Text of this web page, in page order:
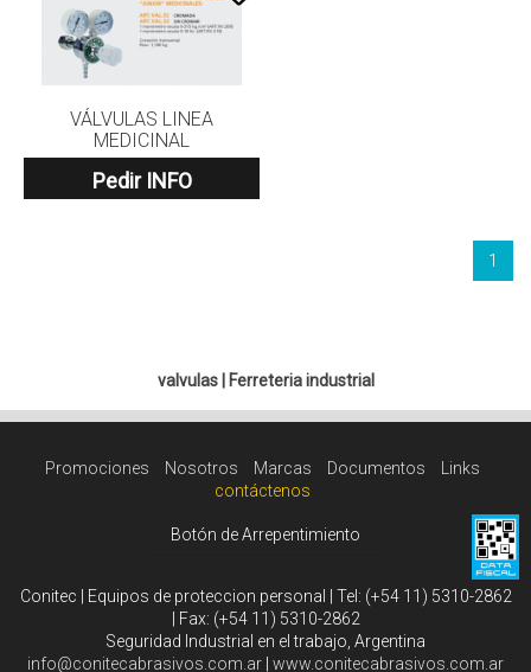
VÁLVULAS LINEA
MEDICINAL
Pedir INFO
1
valvulas| Ferreteria industrial
Promociones Nosotros Marcas Documentos
Links
contáctenos
Botón de Arrepentimiento
Conitec | Equipos de proteccion personal | Tel: (+54 11) 5310-2862
| Fax: (+54 11) 5310-2862
Seguridad Industrial en el trabajo, Argentina
info@conitecabrasivos.com.ar www.conitecabrasivos.com.ar